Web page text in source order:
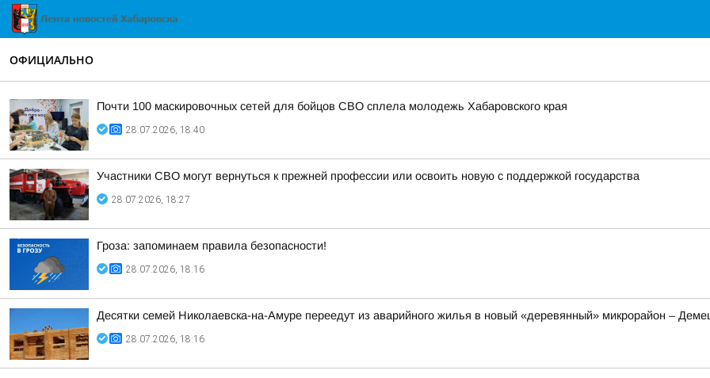
ОФИЦИАЛЬНО
Почти 100 маскировочных сетей для бойцов СВО сплела молодежь Хабаровского края
28.07.2026, 18:40
Участники СВО могут вернуться к прежней профессии или освоить новую с поддержкой государства
28.07.2026, 18:27
Гроза: запоминаем правила безопасности!
28.07.2026, 18:16
Десятки семей Николаевска-на-Амуре переедут из аварийного жилья в новый «деревянный» микрорайон –
28.07.2026, 18:16